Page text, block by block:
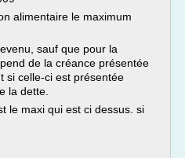
alimentaire le maximum
sauf que pour la
de la créance présentée
si celle-ci est présentée
la dette.
le maxi qui est ci dessus. si